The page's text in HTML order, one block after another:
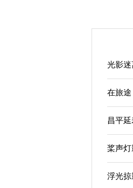
光影
在旅途
昌平
桨声
浮光